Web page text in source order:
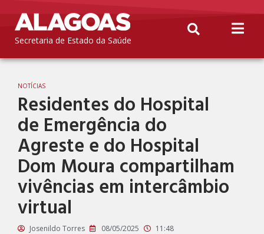
Secretaria de Estado da Saúde
NOTÍCIAS
Residentes do Hospital
de Emergência do
Agreste e do Hospital
Dom Moura compartilham
vivências em intercâmbio
virtual
Josenildo Torres 08/05/2025 11:48